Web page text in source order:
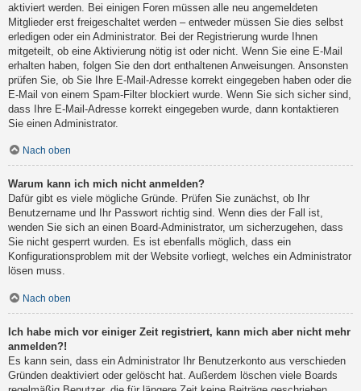
aktiviert werden. Bei einigen Foren müssen alle neu angemeldeten
Mitglieder erst freigeschaltet werden – entweder müssen Sie dies selbst
erledigen oder ein Administrator. Bei der Registrierung wurde Ihnen
mitgeteilt, ob eine Aktivierung nötig ist oder nicht. Wenn Sie eine E-Mail
erhalten haben, folgen Sie den dort enthaltenen Anweisungen. Ansonsten
prüfen Sie, ob Sie Ihre E-Mail-Adresse korrekt eingegeben haben oder die
E-Mail von einem Spam-Filter blockiert wurde. Wenn Sie sich sicher sind,
dass Ihre E-Mail-Adresse korrekt eingegeben wurde, dann kontaktieren
Sie einen Administrator.
Nach oben
Warum kann ich mich nicht anmelden?
Dafür gibt es viele mögliche Gründe. Prüfen Sie zunächst, ob Ihr
Benutzername und Ihr Passwort richtig sind. Wenn dies der Fall ist,
wenden Sie sich an einen Board-Administrator, um sicherzugehen, dass
Sie nicht gesperrt wurden. Es ist ebenfalls möglich, dass ein
Konfigurationsproblem mit der Website vorliegt, welches ein Administrator
lösen muss.
Nach oben
Ich habe mich vor einiger Zeit registriert, kann mich aber nicht mehr
anmelden?!
Es kann sein, dass ein Administrator Ihr Benutzerkonto aus verschieden
Gründen deaktiviert oder gelöscht hat. Außerdem löschen viele Boards